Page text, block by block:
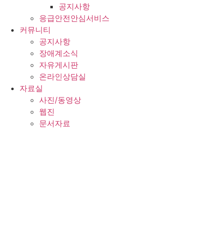
공지사항
응급안전안심서비스
커뮤니티
공지사항
장애계소식
자유게시판
온라인상담실
자료실
사진/동영상
웹진
문서자료